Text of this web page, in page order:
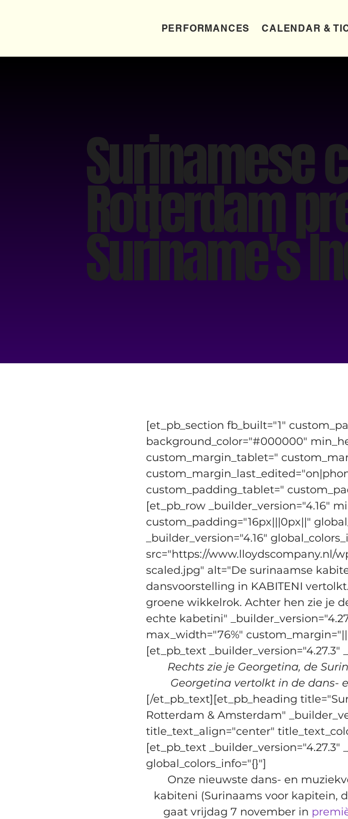
PERFORMANCES CALENDAR &
Surinamese
Rotterdam
Suriname's
[et_pb_section fb_built="1"
background_color="#000000"
custom_margin_tablet="
custom_padding_tablet="
[et_pb_row _builder_version="4.16"
custom_padding="16px|||0px||"
_builder_version="4.16"
src="https://www.lloydscompany.nl/
scaled.jpg" alt="De surinaamse
dansvoorstelling in KABITENI
groene wikkelrok. Achter hen zie je
echte kabetini"
max_width="76%"
[et_pb_text
Rechts zie je Georgetina, de
Georgetina vertolkt in de dans-
[/et_pb_text][et_pb_heading
Rotterdam & Amsterdam"
title_text_align="center"
[et_pb_text
global_colors_info="{}"]
Onze nieuwste dans- en
kabiteni (Surinaams voor kapitein,
gaat vrijdag 7 november in